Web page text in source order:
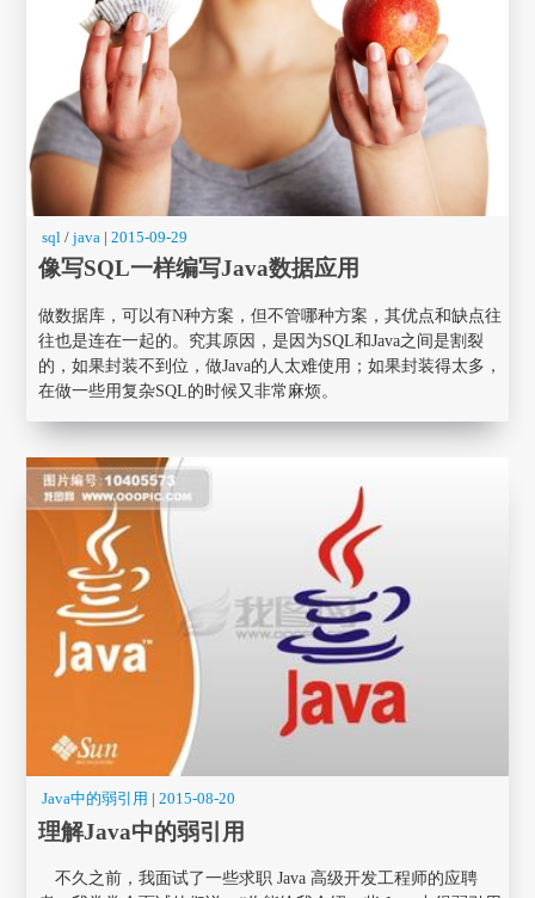
sql / java |2015-09-29
像写SQL一样编写Java数据应用
做数据库，可以有N种方案，但不管哪种方案，其优点和缺点往
往也是连在一起的。究其原因，是因为SQL和Java之间是割裂
的，如果封装不到位，做Java的人太难使用；如果封装得太多，
在做一些用复杂SQL的时候又非常麻烦。
Java中的弱引用 |2015-08-20
理解Java中的弱引用
不久之前，我面试了一些求职 Java 高级开发工程师的应聘